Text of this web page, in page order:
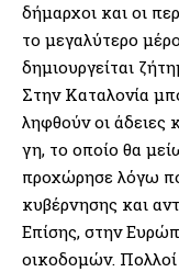
δήμαρχοι και οι
το μεγαλύτερο
δημιουργείται
Στην Καταλονία
ληφθούν οι άδειες
γη, το οποίο θα
προχώρησε λόγω
κυβέρνησης και
Επίσης, στην
οικοδομών. Πολλοί